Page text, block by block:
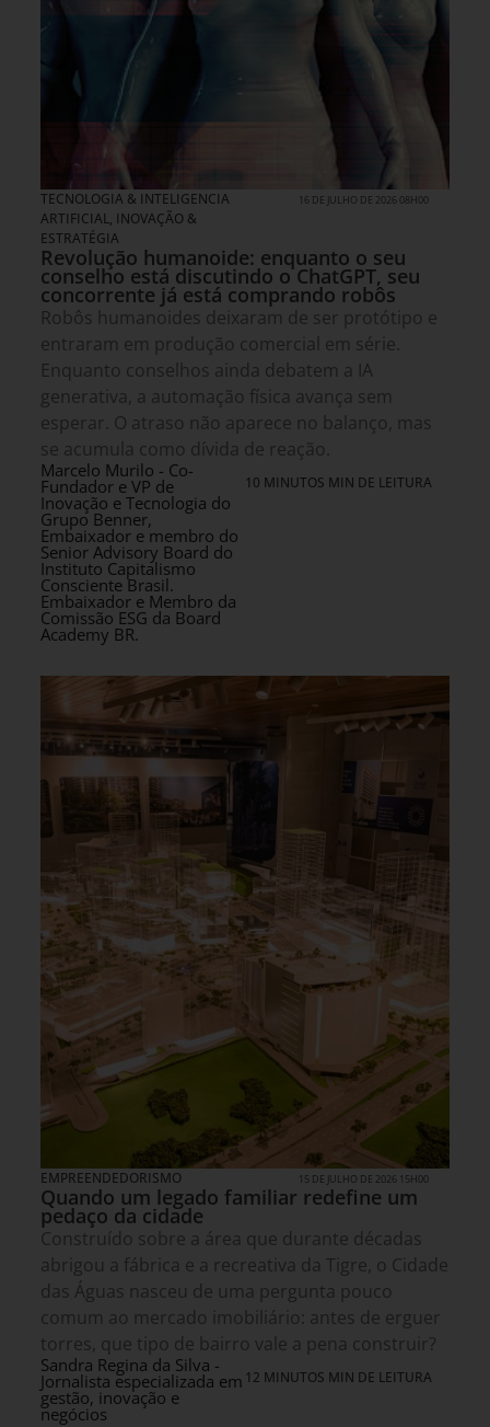
TECNOLOGIA & INTELIGENCIA
ARTIFICIAL, INOVAÇÃO &
ESTRATÉGIA
16 DE JULHO DE 2026 08H00
Revolução humanoide: enquanto o seu
conselho está discutindo o ChatGPT, seu
concorrente já está comprando robôs
Robôs humanoides deixaram de ser protótipo e
entraram em produção comercial em série.
Enquanto conselhos ainda debatem a IA
generativa, a automação física avança sem
esperar. O atraso não aparece no balanço, mas
se acumula como dívida de reação.
Marcelo Murilo - Co-
Fundador e VP de
Inovação e Tecnologia do
Grupo Benner,
Embaixador e membro do
Senior Advisory Board do
Instituto Capitalismo
Consciente Brasil.
Embaixador e Membro da
Comissão ESG da Board
Academy BR.
10 MINUTOS MIN DE LEITURA
EMPREENDEDORISMO 15 DE JULHO DE 2026 15H00
Quando um legado familiar redefine um
pedaço da cidade
Construído sobre a área que durante décadas
abrigou a fábrica e a recreativa da Tigre, o Cidade
das Águas nasceu de uma pergunta pouco
comum ao mercado imobiliário: antes de erguer
torres, que tipo de bairro vale a pena construir?
Sandra Regina da Silva -
Jornalista especializada em
gestão, inovação e
negócios
12 MINUTOS MIN DE LEITURA